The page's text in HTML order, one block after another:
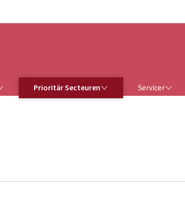
Prioritär Secteuren Servicer